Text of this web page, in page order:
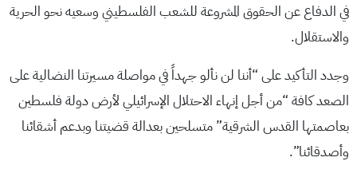
في الدفاع عن الحقوق المشروعة للشعب الفلسطيني وسعيه نحو الحرية
والاستقلال.
وجدد التأكيد على “أننا لن نألو جهداً في مواصلة مسيرتنا النضالية على
الصعد كافة “من أجل إنهاء الاحتلال الإسرائيلي لأرض دولة فلسطين
بعاصمتها القدس الشرقية” متسلحين بعدالة قضيتنا وبدعم أشقائنا
وأصدقائنا”.